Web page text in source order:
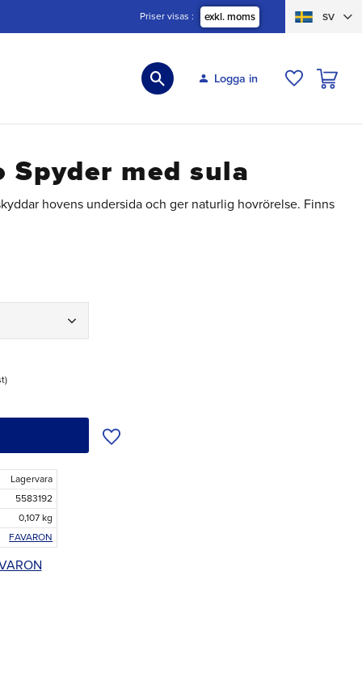
Priser visas exkl. moms SV
Logga in
Spyder med sula
hovens undersida och ger naturlig hovrörelse. Finns
Lägg till i önskelista
Lagervara
5583192
0,107 kg
FAVARON